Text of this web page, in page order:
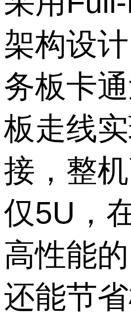
架构设
务板卡
板走线
接，整
仅5U，
高性能
还能节